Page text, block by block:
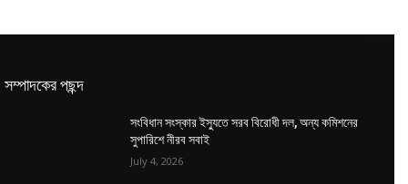
সম্পাদকের পছন্দ
সংবিধান সংস্কার ইস্যুতে সরব বিরোধী দল, অন্য কমিশনের
সুপারিশে নীরব সবাই
July 4, 2026